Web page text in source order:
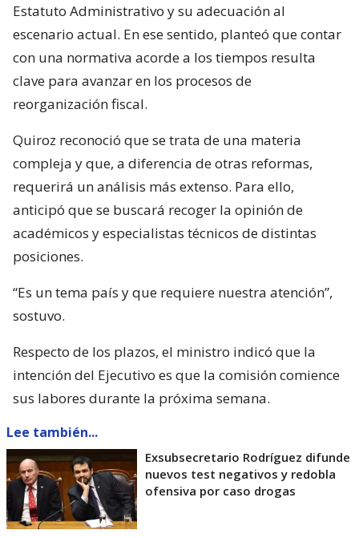
Estatuto Administrativo y su adecuación al
escenario actual. En ese sentido, planteó que contar
con una normativa acorde a los tiempos resulta
clave para avanzar en los procesos de
reorganización fiscal.
Quiroz reconoció que se trata de una materia
compleja y que, a diferencia de otras reformas,
requerirá un análisis más extenso. Para ello,
anticipó que se buscará recoger la opinión de
académicos y especialistas técnicos de distintas
posiciones.
“Es un tema país y que requiere nuestra atención”,
sostuvo.
Respecto de los plazos, el ministro indicó que la
intención del Ejecutivo es que la comisión comience
sus labores durante la próxima semana.
Lee también...
Exsubsecretario Rodríguez difunde
nuevos test negativos y redobla
ofensiva por caso drogas